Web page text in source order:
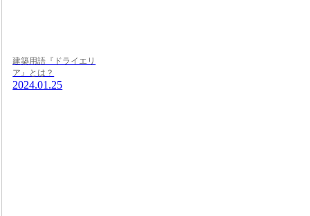
建築用語『ドライエリ
ア』とは？
2024.01.25